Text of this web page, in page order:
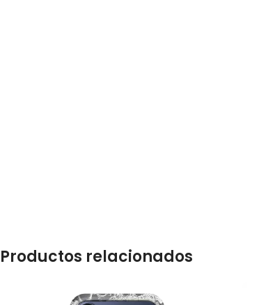
Productos relacionados